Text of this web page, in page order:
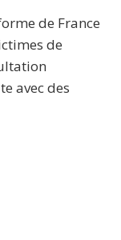
de France
de
avec des